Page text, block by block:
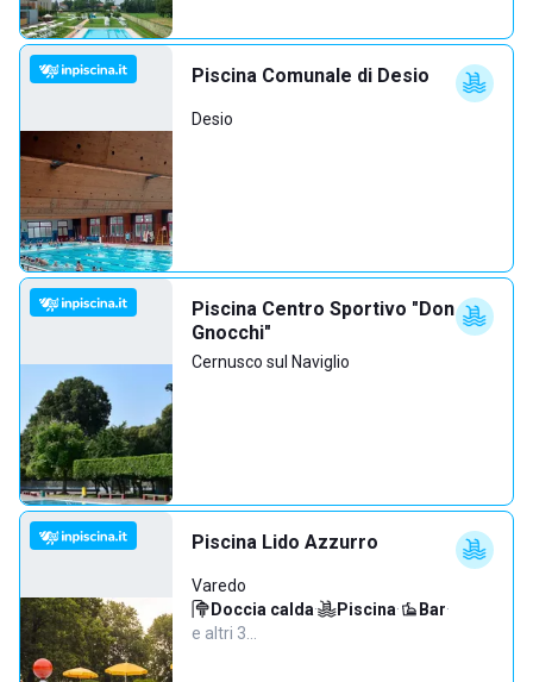
Piscina Comunale di Desio
Desio
Piscina Centro Sportivo "Don
Gnocchi"
Cernusco sul Naviglio
Piscina Lido Azzurro
Varedo
Doccia calda· Piscina· Bar·
e altri 3…